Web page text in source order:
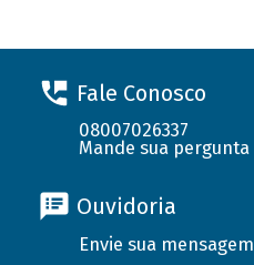
Fale Conosco
08007026337
Mande sua pergunta
Ouvidoria
Envie sua mensagem